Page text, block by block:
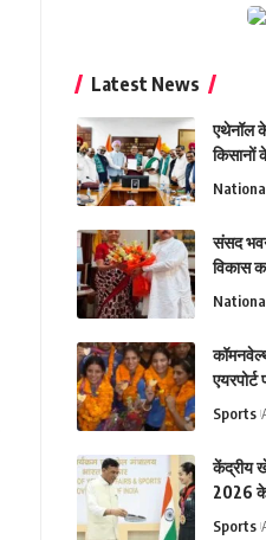
Latest News
एथेनॉल
किसानों
संसद
विकास
Sports
केंद्रीय
2026 के
Sports